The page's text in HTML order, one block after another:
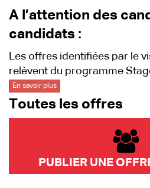
A l’attention des
candidats :
Les offres identifiées par le
relèvent du programme
En savoir plus
Toutes les offres
PUBLIER UNE